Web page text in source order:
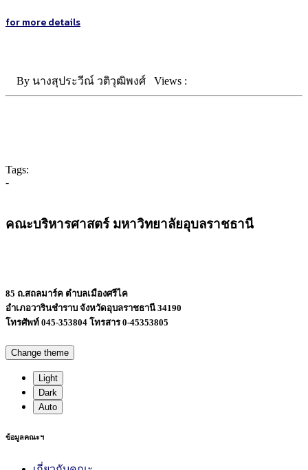
for more details
By นางสุประวีณ์ วติวุฒิพงศ์ Views :
Tags:
-
คณะบริหารศาสตร์ มหาวิทยาลัยอุบลราชธานี
85 ถ.สถลมาร์ค ตำบลเมืองศรีไค
อำเภอวารินชำราบ จังหวัดอุบลราชธานี 34190
โทรศัพท์ 045-353804 โทรสาร 0-45353805
Change theme
Light
Dark
Auto
ข้อมูลคณะฯ